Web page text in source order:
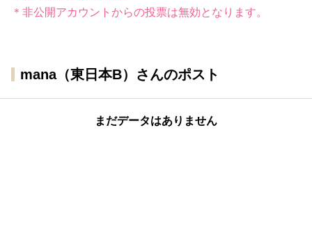
＊非公開アカウントからの投票は無効となります。
mana（東日本B）さんのポスト
まだデータはありません